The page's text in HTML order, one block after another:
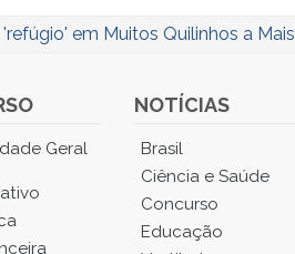
em Muitos Quilinhos a Mais
Geral
NOTÍCIAS
Brasil
Ciência e Saúde
Concurso
Educação